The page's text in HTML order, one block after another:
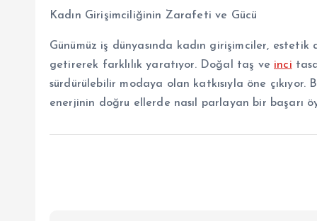
Kadın Girişimciliğinin Zarafeti ve Gücü
Günümüz iş dünyasında kadın girişimciler,
getirerek farklılık yaratıyor. Doğal taş ve inci
sürdürülebilir modaya olan katkısıyla öne çıkıyor.
enerjinin doğru ellerde nasıl parlayan bir başarı